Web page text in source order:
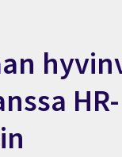
HR-